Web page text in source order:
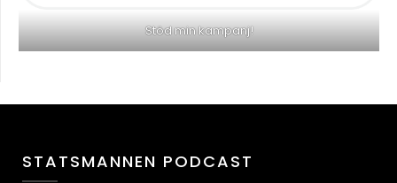
Stöd min kampanj!
STATSMANNEN PODCAST